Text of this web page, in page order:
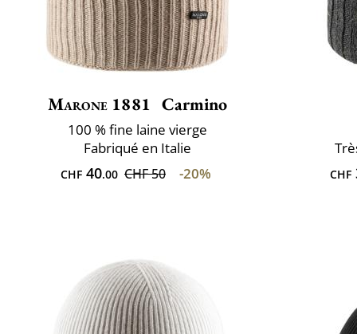
Marone 1881 Carmino
100 % fine laine vierge
Fabriqué en Italie
CHF 40.00 CHF 50 -20% CHF